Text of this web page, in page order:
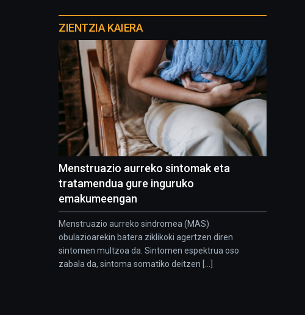
proyectos
ZIENTZIA KAIERA
Menstruazio aurreko sintomak eta
tratamendua gure inguruko
emakumeengan
Menstruazio aurreko sindromea (MAS)
obulazioarekin batera ziklikoki agertzen diren
sintomen multzoa da. Sintomen espektrua oso
zabala da, sintoma somatiko deitzen [...]